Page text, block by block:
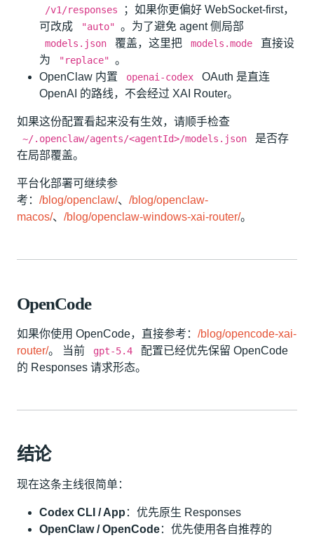
/v1/responses
；如果你更偏好 WebSocket-first，
可改成
"auto" 。为了避免 agent 侧局部
models.json 覆盖，这里把 models.mode
直接设
为
"replace" 。
OpenClaw 内置
openai-codex
OAuth 是直连
OpenAI 的路线，不会经过 XAI Router。
如果这份配置看起来没有生效，请顺手检查
~/.openclaw/agents/<agentId>/models.json
是否存
在局部覆盖。
平台化部署可继续参
考： /blog/openclaw/、 /blog/openclaw-
macos/、 /blog/openclaw-windows-xai-router/。
OpenCode
如果你使用 OpenCode，直接参考： /blog/opencode-xai-
router/。 当前 gpt-5.4
配置已经优先保留 OpenCode
的 Responses 请求形态。
结论
现在这条主线很简单：
Codex CLI / App ：优先原生 Responses
OpenClaw / OpenCode：优先使用各自推荐的